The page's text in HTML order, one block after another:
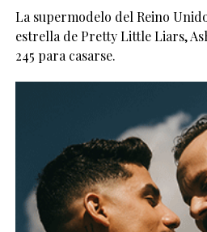
La supermodelo del Reino
estrella de Pretty Little Liars,
245 para casarse.